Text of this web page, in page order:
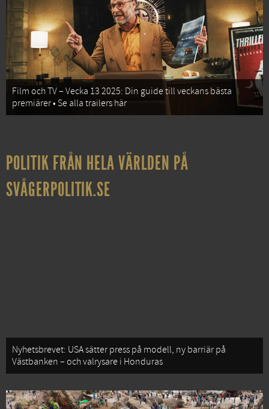
Film och TV – Vecka 13 2025: Din guide till veckans bästa
premiärer • Se alla trailers här
POLITIK FRÅN HELA VÄRLDEN PÅ
SVÅGERPOLITIK.SE
Nyhetsbrevet: USA sätter press på modell, ny barriär på
Västbanken – och valrysare i Honduras